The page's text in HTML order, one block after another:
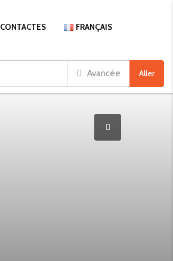
CONTACTES FRANÇAIS
Avancée Aller